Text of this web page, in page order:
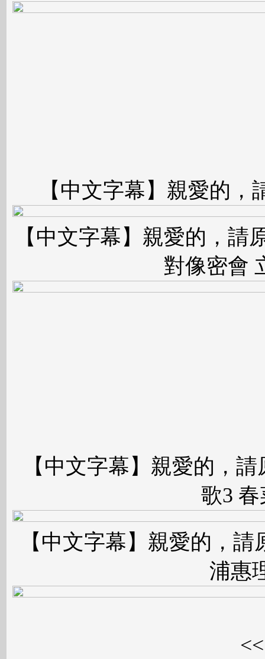
【中文字幕】親愛的
【中文字幕】親愛的，請
對像密會
【中文字幕】親愛的，
歌3
【中文字幕】親愛的，
浦惠
<<